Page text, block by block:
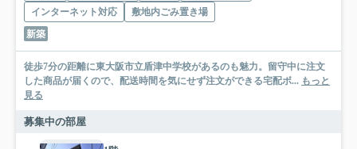
インターネット対応
敷地内ごみ置き場
新築
徒歩7分の距離に東大阪市立盾津中学校があるのも魅力。留守中に注文
した商品が届くので、配送時間を気にせず注文ができる宅配ボ... もっと
見る
募集中の部屋